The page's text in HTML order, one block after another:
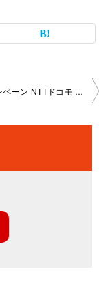
ウェブキャンペーン NTTドコモ presents うた手紙